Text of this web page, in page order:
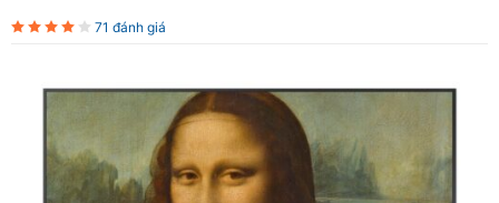
71 đánh giá